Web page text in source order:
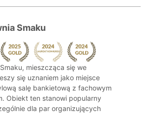
Smaku
mieszcząca się we
się uznaniem jako miejsce
salę bankietową z fachowym
Obiekt ten stanowi popularny
dla par organizujących